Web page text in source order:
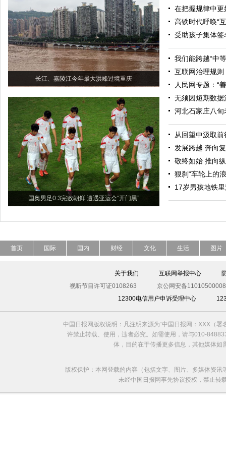
长江、嘉陵江今年最大洪峰过境重庆
国奥男足0:3完败朝鲜 遭遇亚运会“开门黑”
在把握规律中
高铁时代呼唤“
受助孩子集体签
我们能跨越“中
互联网治理规
人民网专题：“
无须因短期数
河北石家庄八
从回望中汲取前
发展跨越 奔向
敬终如始 推向
狠刹“车轮上的
17岁男孩地铁
首页 国际 国内 财经 文化 生活 图片
关于我们 互联网举报中心
视听节目许可证0108263
京公网安备
12300电信用户申诉受理中心
中国日报网版权说明：凡注明来源为“中国日报网：XXX（
许禁止转载、使用，违者必究。如需使用，请与010-
体，目的在于传播更多信息，其他媒体
版权保护：本网登载的内容（包括文字、图片、多媒体资
未经中国日报网事先协议授权，禁止转